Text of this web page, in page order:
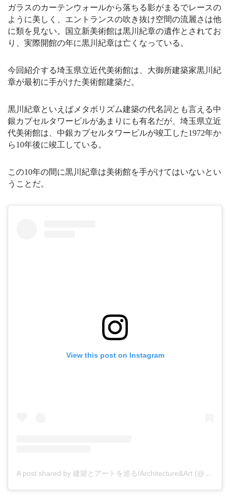
nk Tr
an
sl
e
ガラスのカーテンウォールから落ちる影がまるでレースの
ように美しく、エントランスの吹き抜け空間の流麗さは他
に類を見ない。国立新美術館は黒川紀章の遺作とされてお
り、実際開館の年に黒川紀章は亡くなっている。
今回紹介する埼玉県立近代美術館は、大御所建築家黒川紀
章が最初に手がけた美術館建築だ。
黒川紀章といえばメタボリズム建築の代名詞とも言える中
銀カプセルタワービルがあまりにも有名だが、埼玉県立近
代美術館は、中銀カプセルタワービルが竣工した1972年か
ら10年後に竣工している。
この10年の間に黒川紀章は美術館を手がけてはいないとい
うことだ。
View this post on Instagram
A post shared by 建築とアートを巡る/Architecture&Art (@_saaaaaoo_)